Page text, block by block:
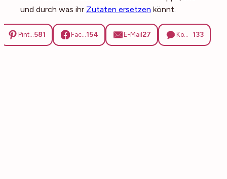
und durch was ihr Zutaten ersetzen könnt.
581 154 E-Mail27 133